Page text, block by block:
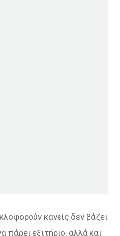
κανείς δεν βάζει
πάρει εξιτήριο, αλλά και